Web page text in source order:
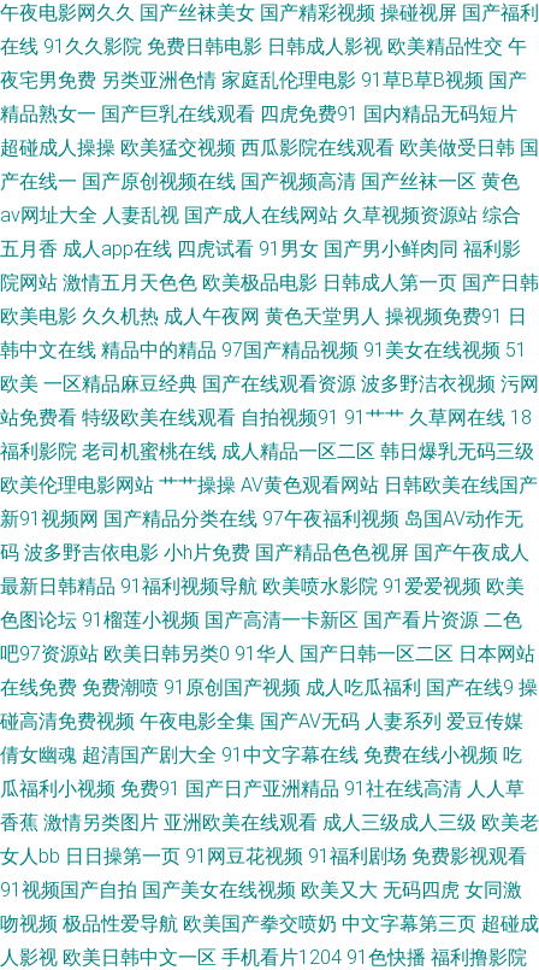
影视在线观看 超碰AV岛国热 美日韩色片 午夜在线视频 91蝌蚪色情 国模av
色色呦呦呦 91免费在线观看网站 国内av自拍 色AV先锋女人 91青青草超碰
区 91热爆在线视频 先锋激情资原 91在线观看高清 日韩欧美国产成人 香蕉伊
人9 91永久入口 天美mv限免在线 岛国无码网址一区二区 香蕉亚洲伊人 影音
先锋欧美色A片 欧美性爱日韩精品 国产福利漂漂网 91在线免费视频观看 欧
美日韩网址 韩日欧美好看剧 亚色3情网 91偷拍福利视频网站 久草国产视频
在线一起 91美女色色 瑟瑟久久av 91爱搞屄 久久99em国产精品 久久伊人Av
免费成人版www 青青草原黄色成人网站 日本韩国欧美91 日韩丁香在线免费
观看 午夜成人福利久久 亚洲欧洲毛片 一级av91日韩 伊人在线观看AV影院 综
合色色婷婷 91豆奶 91美女直播喷水在线播放 国产91视频在线观看 黑人妖肏
黄网站 日本黑料精品天堂0 91nAV网址 91九色海角社区 91美女黑料在线网
站 av片官网 肏屄一区 成人豆麻网 国产精品AV福利 国产人妻网站 九九热视
频无码 日干夜撸 五月丁香六月婷图片 伊人开心网221 91国自在线播放 91另
类色图 91青草影院 91小视频性生活 91制片aⅴ 99热最新网址 不卡AV电影在
午夜电影网久久 国产丝袜美女 国产精彩视频 操碰视屏 国产福利
在线 91久久影院 免费日韩电影 日韩成人影视 欧美精品性交 午
夜宅男免费 另类亚洲色情 家庭乱伦理电影 91草B草B视频 国产
精品熟女一 国产巨乳在线观看 四虎免费91 国内精品无码短片
超碰成人操操 欧美猛交视频 西瓜影院在线观看 欧美做受日韩 国
产在线一 国产原创视频在线 国产视频高清 国产丝袜一区 黄色
av网址大全 人妻乱视 国产成人在线网站 久草视频资源站 综合
五月香 成人app在线 四虎试看 91男女 国产男小鲜肉同 福利影
院网站 激情五月天色色 欧美极品电影 日韩成人第一页 国产日韩
欧美电影 久久机热 成人午夜网 黄色天堂男人 操视频免费91 日
韩中文在线 精品中的精品 97国产精品视频 91美女在线视频 51
欧美 一区精品麻豆经典 国产在线观看资源 波多野洁衣视频 污网
站免费看 特级欧美在线观看 自拍视频91 91艹艹 久草网在线 18
福利影院 老司机蜜桃在线 成人精品一区二区 韩日爆乳无码三级
欧美伦理电影网站 艹艹操操 AV黄色观看网站 日韩欧美在线国产
新91视频网 国产精品分类在线 97午夜福利视频 岛国AV动作无
码 波多野吉依电影 小h片免费 国产精品色色视屏 国产午夜成人
最新日韩精品 91福利视频导航 欧美喷水影院 91爱爱视频 欧美
色图论坛 91榴莲小视频 国产高清一卡新区 国产看片资源 二色
吧97资源站 欧美日韩另类0 91华人 国产日韩一区二区 日本网站
在线免费 免费潮喷 91原创国产视频 成人吃瓜福利 国产在线9 操
碰高清免费视频 午夜电影全集 国产AV无码 人妻系列 爱豆传媒
倩女幽魂 超清国产剧大全 91中文字幕在线 免费在线小视频 吃
瓜福利小视频 免费91 国产日产亚洲精品 91社在线高清 人人草
香蕉 激情另类图片 亚洲欧美在线观看 成人三级成人三级 欧美老
女人bb 日日操第一页 91网豆花视频 91福利剧场 免费影视观看
91视频国产自拍 国产美女在线视频 欧美又大 无码四虎 女同激
吻视频 极品性爱导航 欧美国产拳交喷奶 中文字幕第三页 超碰成
人影视 欧美日韩中文一区 手机看片1204 91色快播 福利撸影院